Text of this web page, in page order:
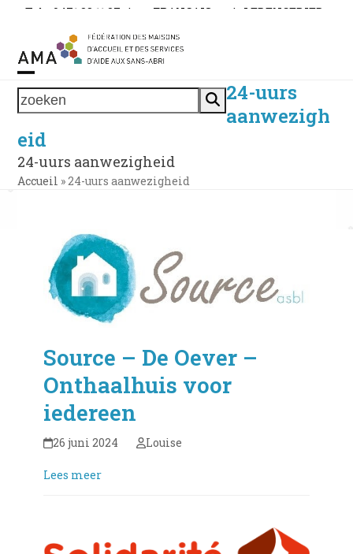
SkipTel. : 0471 38 11 37 | FRANÇAIS | LEDENGEBIED
zoeken
Open
mobile
menu
Close
mobile
menu
24-uurs
aanwezigh
eid
24-uurs aanwezigheid
Accueil »24-uurs aanwezigheid
Source – De Oever –
Onthaalhuis voor
iedereen
26 juni 2024 Louise
Lees meer